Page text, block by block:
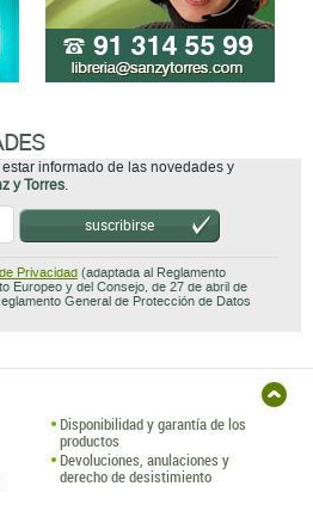
informado de las novedades y
y Torres.
suscribirse
Privacidad (adaptada al Reglamento
Europeo y del Consejo, de 27 de abril de
General de Protección de Datos
Disponibilidad y garantía de los
productos
Devoluciones, anulaciones y
derecho de desistimiento